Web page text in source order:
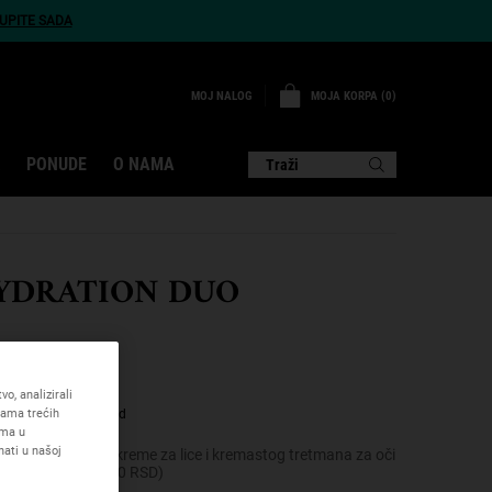
SADA
MOJ NALOG MOJA KORPA 0
0 PROIZVOD
PONUDE O NAMA Traži
DUO
ovaj proizvod
najprodavanije kreme za lice i kremastog tretmana za oči
(vrednost 5100 RSD)
analizirali
trećih
u
u našoj